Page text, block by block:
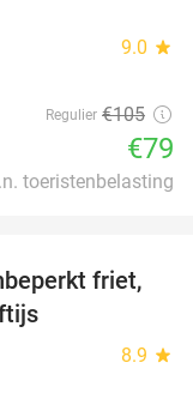
9.0 star
Regulier €105
€79
toeristenbelasting
32%
friet,
8.9 star